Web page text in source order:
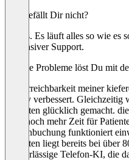
Was gefällt Dir nicht?
Nichts. Es läuft alles so wie es
responsiver Support.
Welche Probleme löst Du mit
Die Erreichbarkeit meiner
massiv verbessert.
Patienten glücklich gemacht.
spart noch mehr Zeit für
Terminbuchung funktioniert
Patienten liegt bereits bei über
“Zuverlässige Telefon-KI, die